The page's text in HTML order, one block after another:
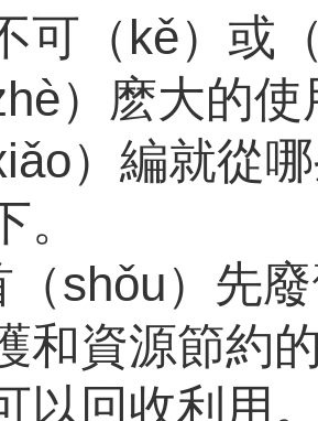
可（kě）或
）麽大的
）編就從
。
（shǒu）先
和資源節約
以回收利用